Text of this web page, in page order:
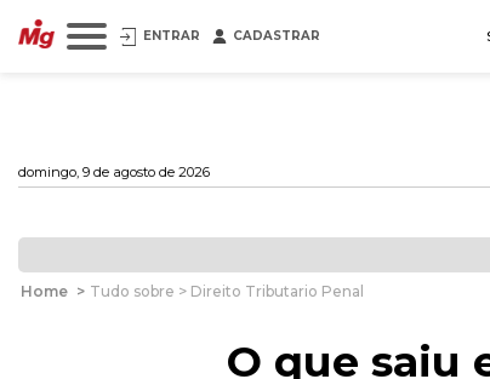
ENTRAR CADASTRAR
domingo, 9 de agosto de 2026
Home > Tudo sobre > Direito Tributario Penal
O que saiu